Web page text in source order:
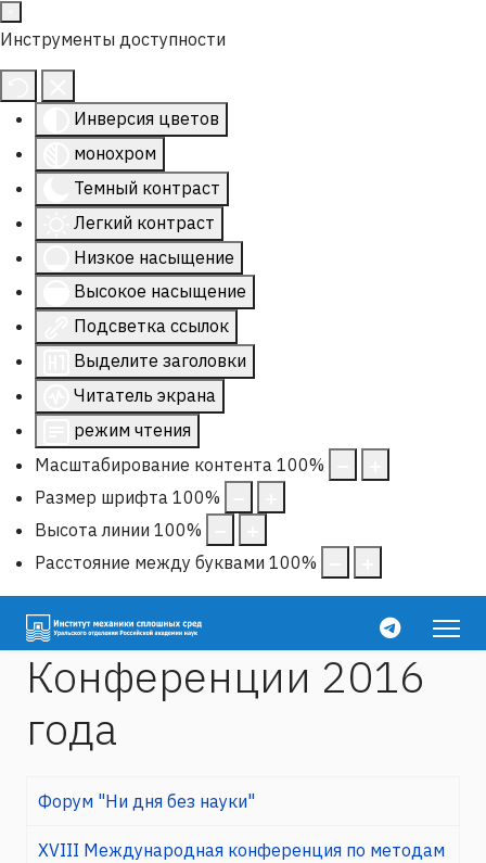
Инструменты доступности
Инверсия цветов
монохром
Темный контраст
Легкий контраст
Низкое насыщение
Высокое насыщение
Подсветка ссылок
Выделите заголовки
Читатель экрана
режим чтения
Масштабирование контента 100%
Размер шрифта 100%
Высота линии 100%
Расстояние между буквами 100%
Конференции 2016
года
Форум "Ни дня без науки"
XVIII Международная конференция по методам